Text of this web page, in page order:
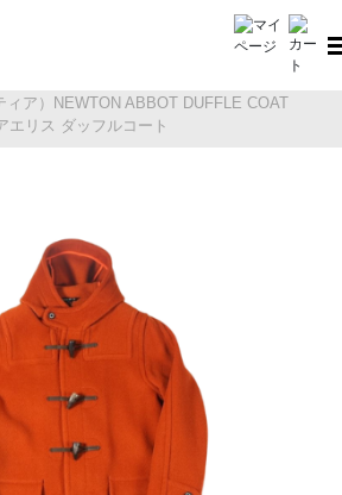
ィア）NEWTON ABBOT DUFFLE COAT
エリス ダッフルコート